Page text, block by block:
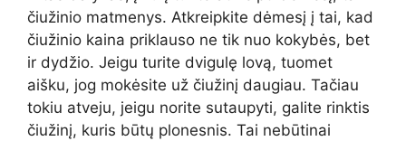
čiužinio matmenys. Atkreipkite dėmesį į tai, kad
čiužinio kaina priklauso ne tik nuo kokybės, bet
ir dydžio. Jeigu turite dvigulę lovą, tuomet
aišku, jog mokėsite už čiužinį daugiau. Tačiau
tokiu atveju, jeigu norite sutaupyti, galite rinktis
čiužinį, kuris būtų plonesnis. Tai nebūtinai